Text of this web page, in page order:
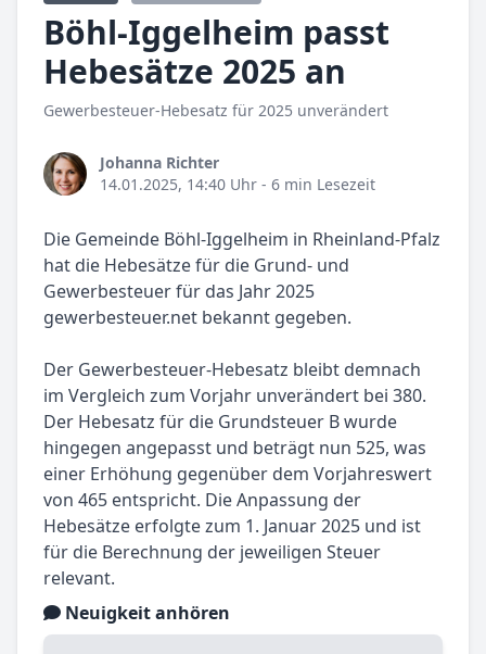
Böhl-Iggelheim passt
Hebesätze 2025 an
Gewerbesteuer-Hebesatz für 2025 unverändert
Johanna Richter
14.01.2025, 14:40 Uhr - 6 min Lesezeit
Die Gemeinde Böhl-Iggelheim in Rheinland-Pfalz
hat die Hebesätze für die Grund- und
Gewerbesteuer für das Jahr 2025
gewerbesteuer.net bekannt gegeben.
Der Gewerbesteuer-Hebesatz bleibt demnach
im Vergleich zum Vorjahr unverändert bei 380.
Der Hebesatz für die Grundsteuer B wurde
hingegen angepasst und beträgt nun 525, was
einer Erhöhung gegenüber dem Vorjahreswert
von 465 entspricht. Die Anpassung der
Hebesätze erfolgte zum 1. Januar 2025 und ist
für die Berechnung der jeweiligen Steuer
relevant.
Neuigkeit anhören